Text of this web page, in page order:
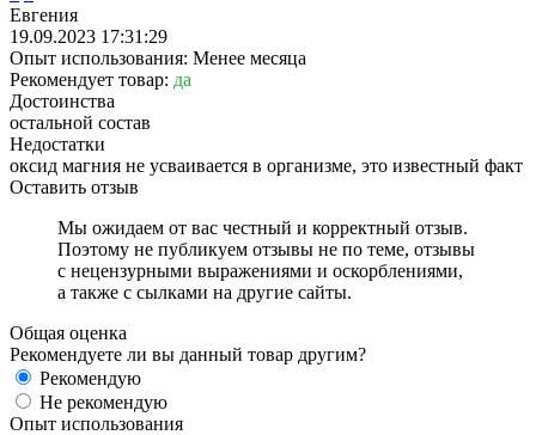
Евгения
19.09.2023 17:31:29
Опыт использования: Менее месяца
Рекомендует товар: да
Достоинства
остальной состав
Недостатки
оксид магния не усваивается в организме, это известный факт
Оставить отзыв
Мы ожидаем от вас честный и корректный отзыв.
Поэтому не публикуем отзывы не по теме, отзывы
с нецензурными выражениями и оскорблениями,
а также с сылками на другие сайты.
Общая оценка
Рекомендуете ли вы данный товар другим?
Рекомендую
Не рекомендую
Опыт использования